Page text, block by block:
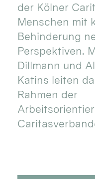
der Kölner
Menschen mit
Behinderung
Perspektiven.
Dillmann und
Katins leiten
Rahmen der